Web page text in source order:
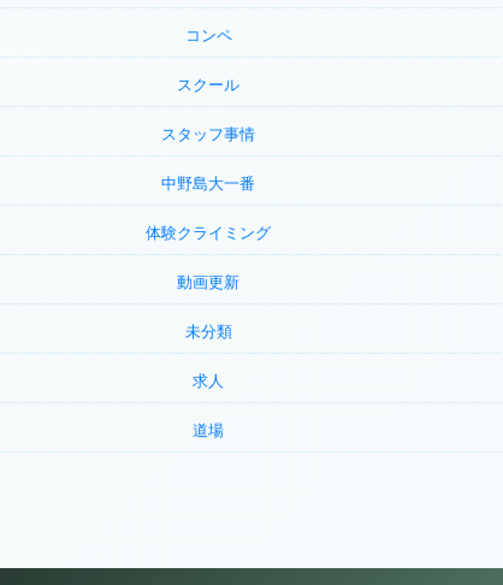
コンペ
スクール
スタッフ事情
中野島大一番
体験クライミング
動画更新
未分類
求人
道場